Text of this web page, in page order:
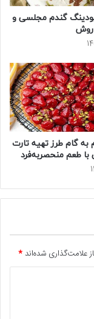
گندم مجلسی و
گام طرز تهیه تارت
با طعم منحصربه‌فرد
علامت‌گذاری شده‌اند*